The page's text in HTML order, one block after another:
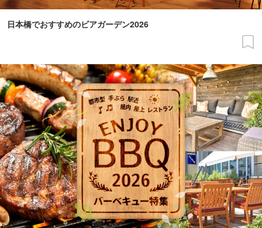
日本橋でおすすめのビアガーデン2026